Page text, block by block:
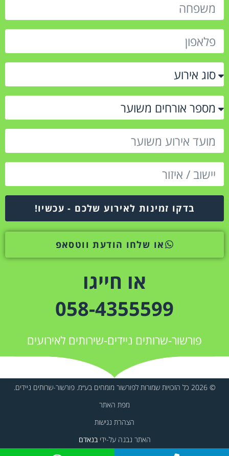
בדקו זמינות לאירוע שלכם - עכשיו!
או שלחו הודעת ווטסאפ
או חייגו
058-4355599
פורשור-שרותים ניידים-שירותים לאירועים
© 2026 כל הזכויות שמורות לפורשור מומחים בע״מ. פורשור-שרותים ניידים.
מפת האתר
הצהרת נגישות
האתר נבנה על-ידיבנאדם